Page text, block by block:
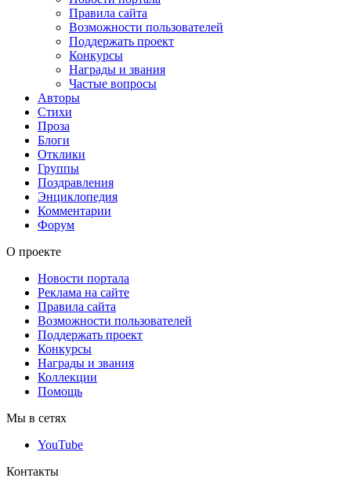
Правила сайта
Возможности пользователей
Поддержать проект
Конкурсы
Награды и звания
Частые вопросы
Авторы
Стихи
Проза
Блоги
Отклики
Группы
Поздравления
Энциклопедия
Комментарии
Форум
О проекте
Новости портала
Реклама на сайте
Правила сайта
Возможности пользователей
Поддержать проект
Конкурсы
Награды и звания
Коллекции
Помощь
Мы в сетях
YouTube
Контакты